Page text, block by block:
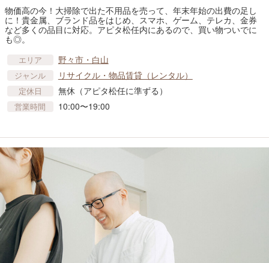
物価高の今！大掃除で出た不用品を売って、年末年始の出費の足し
に！貴金属、ブランド品をはじめ、スマホ、ゲーム、テレカ、金券
など多くの品目に対応。アピタ松任内にあるので、買い物ついでに
も◎。
エリア 野々市・白山
ジャンル リサイクル・物品賃貸​（レンタル）
定休日 無休（アピタ松任に準ずる）
営業時間 10:00〜19:00